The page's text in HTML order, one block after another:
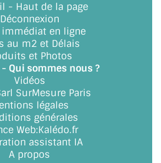
- Haut de la page
Déconnexion
immédiat en ligne
au m2 et Délais
et Photos
Qui sommes nous ?
Vidéos
SurMesure Paris
légales
générales
Web:Kalédo.fr
assistant IA
A propos